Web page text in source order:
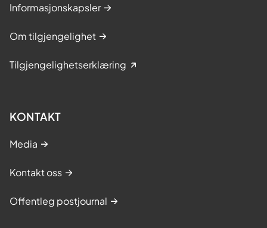
Informasjonskapsler
Om tilgjengelighet
Tilgjengelighetserklæring
KONTAKT
Media
Kontakt oss
Offentleg postjournal